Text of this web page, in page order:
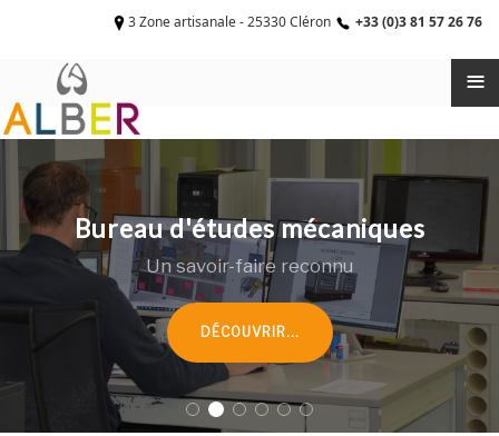
3 Zone artisanale - 25330 Cléron +33 (0)3 81 57 26 76
≡
Bureau d'études mécaniques
Un savoir-faire reconnu
DÉCOUVRIR...